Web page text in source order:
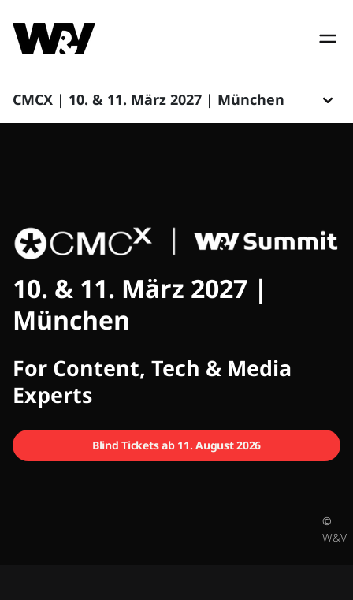
CMCX | 10. & 11. März 2027 | München
CMCX
10. & 11. März 2027 |
München
For Content, Tech & Media
Experts
Blind Tickets ab 11. August 2026
©
W&V